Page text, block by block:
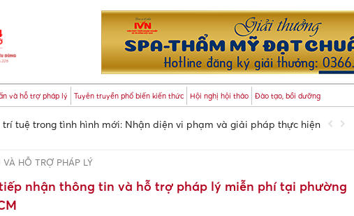
và hỗ trợ pháp lý Tuyên truyền phổ biến kiến thức Hội nghị hội thảo Đào tạo, bồi dưỡng
trong tình hình mới: Nhận diện vi phạm và giải pháp thực hiện
HỖ TRỢ PHÁP LÝ
nhận thông tin và hỗ trợ pháp lý miễn phí tại phường